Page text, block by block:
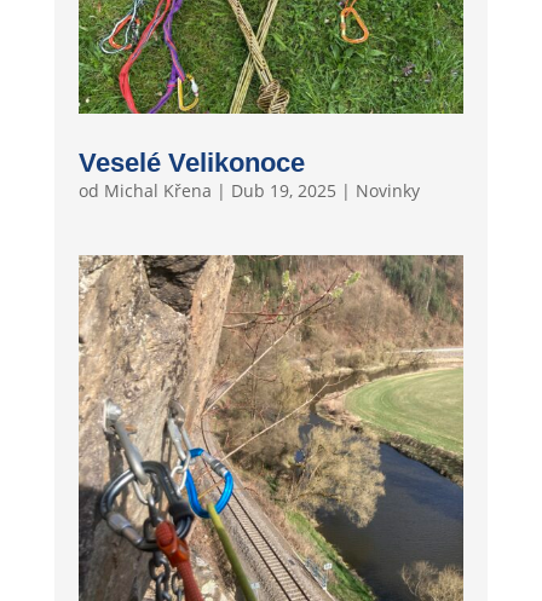
Veselé Velikonoce
od Michal Křena | Dub 19, 2025 | Novinky